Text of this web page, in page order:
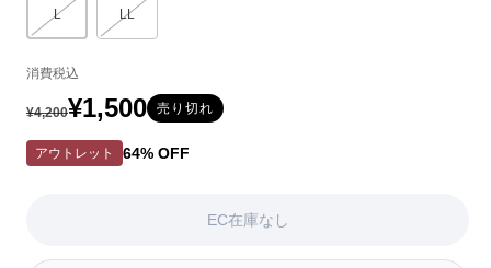
シ
は
EC
在
庫
が
LバリエーションはEC在庫がないか取り扱いがありません
LL
バリエーションはEC在庫がないか取り扱いがありません
消費税込
通
常
¥4,200
セ
ー
格
¥1,500 売り切れ
アウトレット 64% OFF
EC在庫なし